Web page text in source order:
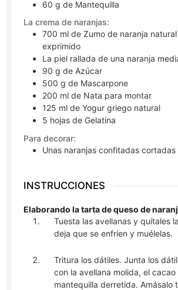
60 g de Mantequilla
La crema de naranjas:
700 ml de Zumo de naranja
exprimido
La piel rallada de una naranja
90 g de Azúcar
500 g de Mascarpone
200 ml de Nata para montar
125 ml de Yogur griego natural
5 hojas de Gelatina
Para decorar:
Unas naranjas confitadas cortadas
INSTRUCCIONES
Elaborando la tarta de queso de
Tuesta las avellanas y quítales
deja que se enfríen y muélelas.
Tritura los dátiles. Junta los
con la avellana molida, el
mantequilla derretida. Amásalo